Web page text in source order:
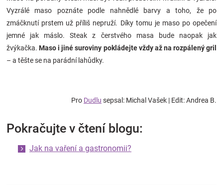
Vyzrálé maso poznáte podle nahnědlé barvy a toho, že po
zmáčknutí prstem už příliš nepruží. Díky tomu je maso po opečení
jemné jak máslo. Steak z čerstvého masa bude naopak jak
žvýkačka.Maso i jiné suroviny pokládejte vždy až na rozpálený gril
– a těšte se na parádní lahůdky.
Pro Dudlu sepsal: Michal Vašek | Edit: Andrea B.
Pokračujte v čtení blogu:
Jak na vaření a gastronomii?